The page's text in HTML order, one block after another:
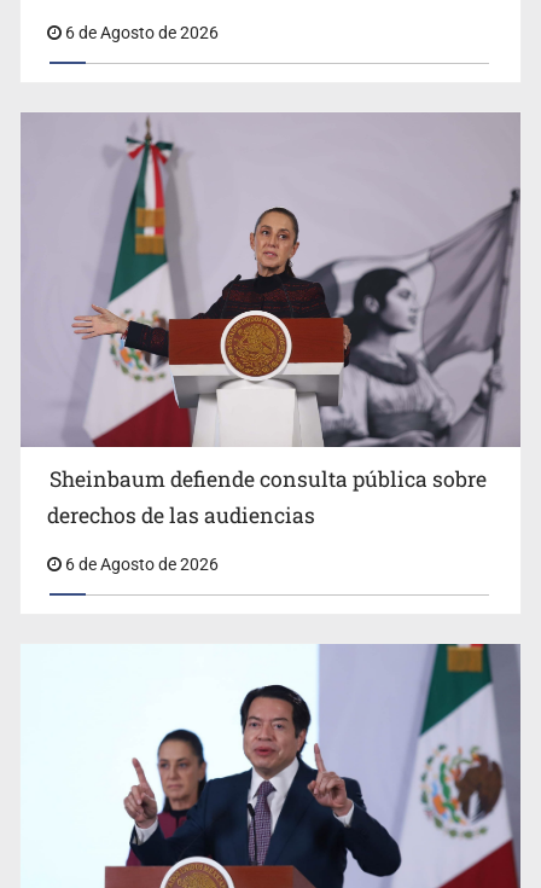
Impulsan jornada informativa sobre epilepsia en Six
Sheinbaum anuncia refuerzo de seguridad en
Michoacán para reactivar exportación de aguacate
6 de Agosto de 2026
Sheinbaum defiende consulta pública sobre
derechos de las audiencias
6 de Agosto de 2026